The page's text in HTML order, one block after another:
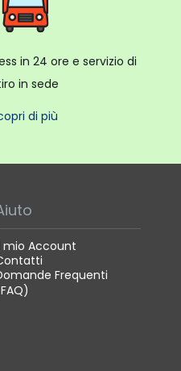
in 24 ore e servizio di
in sede
di più
mio Account
Frequenti